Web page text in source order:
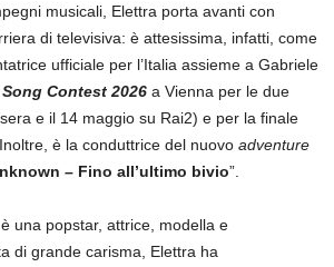
musicali, Elettra porta avanti con
di televisiva: è attesissima, infatti, come
ufficiale per l’Italia assieme a Gabriele
Contest 2026 a Vienna per le due
e il 14 maggio su Rai2) e per la finale
è la conduttrice del nuovo adventure
– Fino all’ultimo bivio”.
è una popstar, attrice, modella e
di grande carisma, Elettra ha